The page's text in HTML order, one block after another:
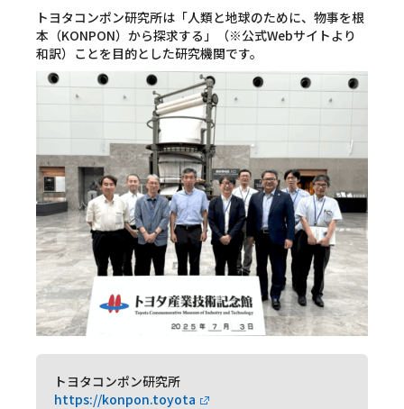
トヨタコンポン研究所は「人類と地球のために、物事を根
本（KONPON）から探求する」（※公式Webサイトより
和訳）ことを目的とした研究機関です。
トヨタコンポン研究所
https://konpon.toyota